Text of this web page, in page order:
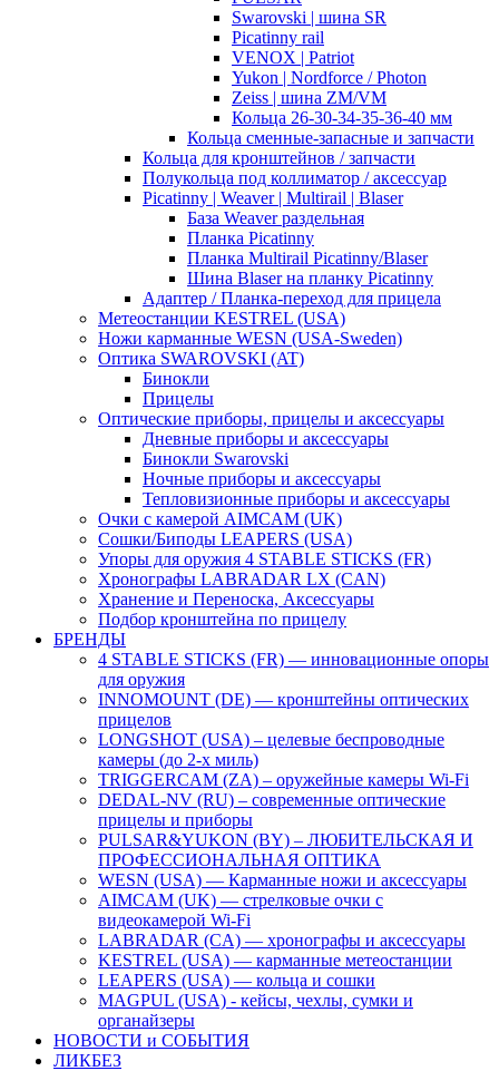
Swarovski | шина SR
Picatinny rail
VENOX | Patriot
Yukon | Nordforce / Photon
Zeiss | шина ZM/VM
Кольца 26-30-34-35-36-40 мм
Кольца сменные-запасные и запчасти
Кольца для кронштейнов / запчасти
Полукольца под коллиматор / аксессуар
Picatinny | Weaver | Multirail | Blaser
База Weaver раздельная
Планка Picatinny
Планка Multirail Picatinny/Blaser
Шина Blaser на планку Picatinny
Адаптер / Планка-переход для прицела
Метеостанции KESTREL (USA)
Ножи карманные WESN (USA-Sweden)
Оптика SWAROVSKI (AT)
Бинокли
Прицелы
Оптические приборы, прицелы и аксессуары
Дневные приборы и аксессуары
Бинокли Swarovski
Ночные приборы и аксессуары
Тепловизионные приборы и аксессуары
Очки с камерой AIMCAM (UK)
Сошки/Биподы LEAPERS (USA)
Упоры для оружия 4 STABLE STICKS (FR)
Хронографы LABRADAR LX (CAN)
Хранение и Переноска, Аксессуары
Подбор кронштейна по прицелу
БРЕНДЫ
4 STABLE STICKS (FR) — инновационные опоры
для оружия
INNOMOUNT (DE) — кронштейны оптических
прицелов
LONGSHOT (USA) – целевые беспроводные
камеры (до 2-х миль)
TRIGGERCAM (ZA) – оружейные камеры Wi-Fi
DEDAL-NV (RU) – современные оптические
прицелы и приборы
PULSAR&YUKON (BY) – ЛЮБИТЕЛЬСКАЯ И
ПРОФЕССИОНАЛЬНАЯ ОПТИКА
WESN (USA) — Карманные ножи и аксессуары
AIMCAM (UK) — стрелковые очки с
видеокамерой Wi-Fi
LABRADAR (CA) — хронографы и аксессуары
KESTREL (USA) — карманные метеостанции
LEAPERS (USA) — кольца и сошки
MAGPUL (USA) - кейсы, чехлы, сумки и
органайзеры
НОВОСТИ и СОБЫТИЯ
ЛИКБЕЗ